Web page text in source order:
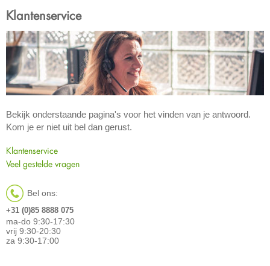
Klantenservice
Bekijk onderstaande pagina's voor het vinden van je antwoord.
Kom je er niet uit bel dan gerust.
Klantenservice
Veel gestelde vragen
Bel ons:
+31 (0)85 8888 075
ma-do 9:30-17:30
vrij 9:30-20:30
za 9:30-17:00